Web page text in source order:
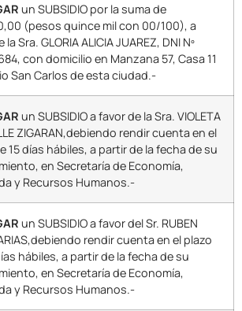
un SUBSIDIO por la suma de
(pesos quince mil con 00/100), a
Sra. GLORIA ALICIA JUAREZ, DNI Nº
con domicilio en Manzana 57, Casa 11
San Carlos de esta ciudad.-
un SUBSIDIO a favor de la Sra. VIOLETA
ZIGARAN,debiendo rendir cuenta en el
15 días hábiles, a partir de la fecha de su
en Secretaría de Economía,
y Recursos Humanos.-
un SUBSIDIO a favor del Sr. RUBEN
rendir cuenta en el plazo
hábiles, a partir de la fecha de su
en Secretaría de Economía,
y Recursos Humanos.-